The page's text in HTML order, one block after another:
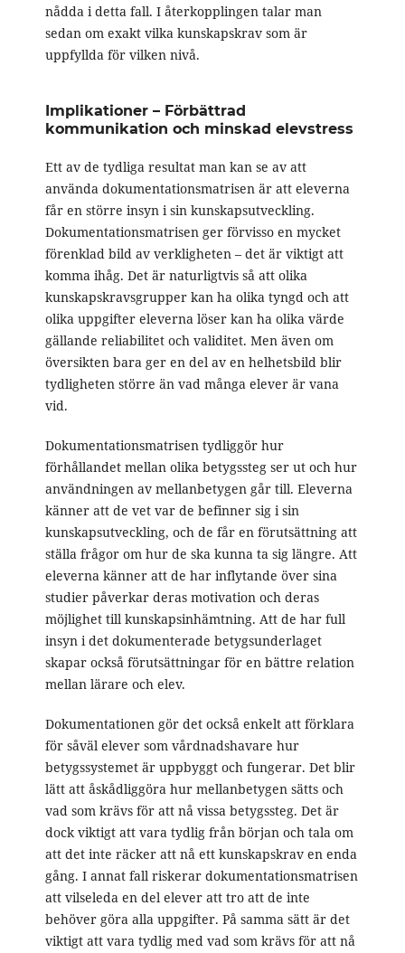
nådda i detta fall. I återkopplingen talar man
sedan om exakt vilka kunskapskrav som är
uppfyllda för vilken nivå.
Implikationer – Förbättrad
kommunikation och minskad elevstress
Ett av de tydliga resultat man kan se av att
använda dokumentationsmatrisen är att eleverna
får en större insyn i sin kunskapsutveckling.
Dokumentationsmatrisen ger förvisso en mycket
förenklad bild av verkligheten – det är viktigt att
komma ihåg. Det är naturligtvis så att olika
kunskapskravsgrupper kan ha olika tyngd och att
olika uppgifter eleverna löser kan ha olika värde
gällande reliabilitet och validitet. Men även om
översikten bara ger en del av en helhetsbild blir
tydligheten större än vad många elever är vana
vid.
Dokumentationsmatrisen tydliggör hur
förhållandet mellan olika betygssteg ser ut och hur
användningen av mellanbetygen går till. Eleverna
känner att de vet var de befinner sig i sin
kunskapsutveckling, och de får en förutsättning att
ställa frågor om hur de ska kunna ta sig längre. Att
eleverna känner att de har inflytande över sina
studier påverkar deras motivation och deras
möjlighet till kunskapsinhämtning. Att de har full
insyn i det dokumenterade betygsunderlaget
skapar också förutsättningar för en bättre relation
mellan lärare och elev.
Dokumentationen gör det också enkelt att förklara
för såväl elever som vårdnadshavare hur
betygssystemet är uppbyggt och fungerar. Det blir
lätt att åskådliggöra hur mellanbetygen sätts och
vad som krävs för att nå vissa betygssteg. Det är
dock viktigt att vara tydlig från början och tala om
att det inte räcker att nå ett kunskapskrav en enda
gång. I annat fall riskerar dokumentationsmatrisen
att vilseleda en del elever att tro att de inte
behöver göra alla uppgifter. På samma sätt är det
viktigt att vara tydlig med vad som krävs för att nå